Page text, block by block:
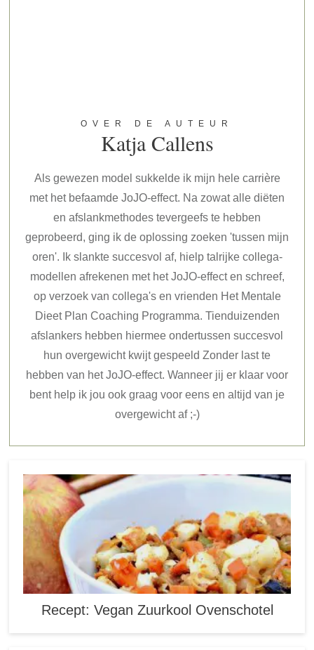
OVER DE AUTEUR
Katja Callens
Als gewezen model sukkelde ik mijn hele carrière
met het befaamde JoJO-effect. Na zowat alle diëten
en afslankmethodes tevergeefs te hebben
geprobeerd, ging ik de oplossing zoeken 'tussen mijn
oren'. Ik slankte succesvol af, hielp talrijke collega-
modellen afrekenen met het JoJO-effect en schreef,
op verzoek van collega's en vrienden Het Mentale
Dieet Plan Coaching Programma. Tienduizenden
afslankers hebben hiermee ondertussen succesvol
hun overgewicht kwijt gespeeld Zonder last te
hebben van het JoJO-effect. Wanneer jij er klaar voor
bent help ik jou ook graag voor eens en altijd van je
overgewicht af ;-)
Recept: Vegan Zuurkool Ovenschotel